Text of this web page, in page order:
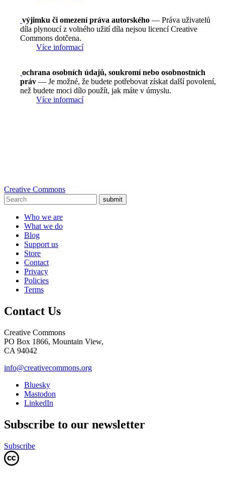
výjimku či omezení práva autorského — Práva uživatelů
díla plynoucí z volného užití díla nejsou licencí Creative
Commons dotčena.
Více informací
ochrana osobních údajů, soukromí nebo osobnostních
práv — Je možné, že budete potřebovat získat další povolení,
než budete moci dílo použít, jak máte v úmyslu.
Více informací
Creative Commons
submit
Who we are
What we do
Blog
Support us
Store
Contact
Privacy
Policies
Terms
Contact Us
Creative Commons
PO Box 1866, Mountain View,
CA 94042
info@creativecommons.org
Bluesky
Mastodon
LinkedIn
Subscribe to our newsletter
Subscribe